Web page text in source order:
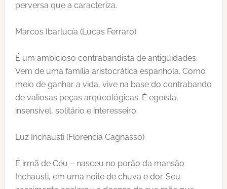
perversa que a caracteriza.
Marcos Ibarlucía (Lucas Ferraro)
É um ambicioso contrabandista de antigüidades.
Vem de uma família aristocrática espanhola. Como
meio de ganhar a vida, vive na base do contrabando
de valiosas peças arqueológicas. É egoísta,
insensível, solitário e interesseiro.
Luz Inchausti (Florencia Cagnasso)
É irmã de Céu – nasceu no porão da mansão
Inchausti, em uma noite de chuva e dor. Seu